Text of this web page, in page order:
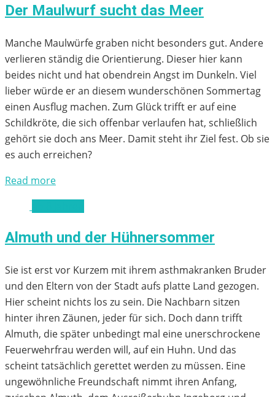
Der Maulwurf sucht das Meer
Manche Maulwürfe graben nicht besonders gut. Andere
verlieren ständig die Orientierung. Dieser hier kann
beides nicht und hat obendrein Angst im Dunkeln. Viel
lieber würde er an diesem wunderschönen Sommertag
einen Ausflug machen. Zum Glück trifft er auf eine
Schildkröte, die sich offenbar verlaufen hat, schließlich
gehört sie doch ans Meer. Damit steht ihr Ziel fest. Ob sie
es auch erreichen?
Read more
Almuth und der Hühnersommer
Sie ist erst vor Kurzem mit ihrem asthmakranken Bruder
und den Eltern von der Stadt aufs platte Land gezogen.
Hier scheint nichts los zu sein. Die Nachbarn sitzen
hinter ihren Zäunen, jeder für sich. Doch dann trifft
Almuth, die später unbedingt mal eine unerschrockene
Feuerwehrfrau werden will, auf ein Huhn. Und das
scheint tatsächlich gerettet werden zu müssen. Eine
ungewöhnliche Freundschaft nimmt ihren Anfang,